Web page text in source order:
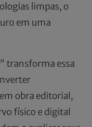
limpas, o
em uma
transforma essa
obra editorial,
físico e digital